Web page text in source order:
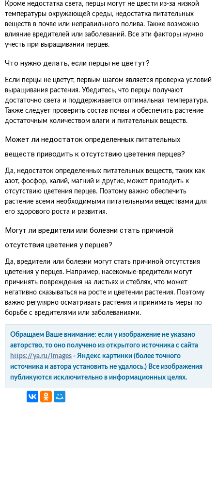
Кроме недостатка света, перцы могут не цвести из-за низкой
температуры окружающей среды, недостатка питательных
веществ в почве или неправильного полива. Также возможно
влияние вредителей или заболеваний. Все эти факторы нужно
учесть при выращивании перцев.
Что нужно делать, если перцы не цветут?
Если перцы не цветут, первым шагом является проверка условий
выращивания растения. Убедитесь, что перцы получают
достаточно света и поддерживается оптимальная температура.
Также следует проверить состав почвы и обеспечить растение
достаточным количеством влаги и питательных веществ.
Может ли недостаток определенных питательных
веществ приводить к отсутствию цветения перцев?
Да, недостаток определенных питательных веществ, таких как
азот, фосфор, калий, магний и другие, может приводить к
отсутствию цветения перцев. Поэтому важно обеспечить
растение всеми необходимыми питательными веществами для
его здорового роста и развития.
Могут ли вредители или болезни стать причиной
отсутствия цветения у перцев?
Да, вредители или болезни могут стать причиной отсутствия
цветения у перцев. Например, насекомые-вредители могут
причинять повреждения на листьях и стеблях, что может
негативно сказываться на росте и цветении растения. Поэтому
важно регулярно осматривать растения и принимать меры по
борьбе с вредителями или заболеваниями.
Обращаем Ваше внимание: если у изображение не указано
авторство, то оно получено из открытого источника с сайта
https://ya.ru/images - Яндекс картинки (более точного
источника и автора установить не удалось.) Все изображения
публикуются исключительно в информационных целях.